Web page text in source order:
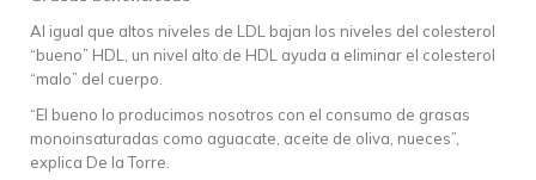
Al igual que altos niveles de LDL bajan los niveles del colesterol
“bueno” HDL, un nivel alto de HDL ayuda a eliminar el colesterol
“malo” del cuerpo.
“El bueno lo producimos nosotros con el consumo de grasas
monoinsaturadas como aguacate, aceite de oliva, nueces”,
explica De la Torre.